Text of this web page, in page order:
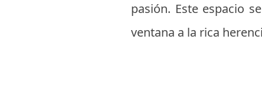
pasión. Este espacio
ventana a la rica